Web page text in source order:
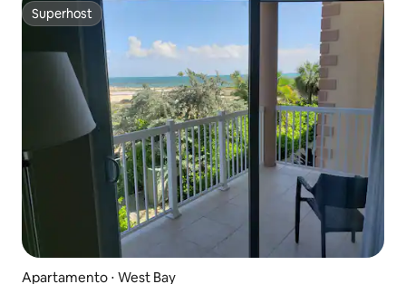
Superhost
Superhost
Apartamento ⋅ West Bay